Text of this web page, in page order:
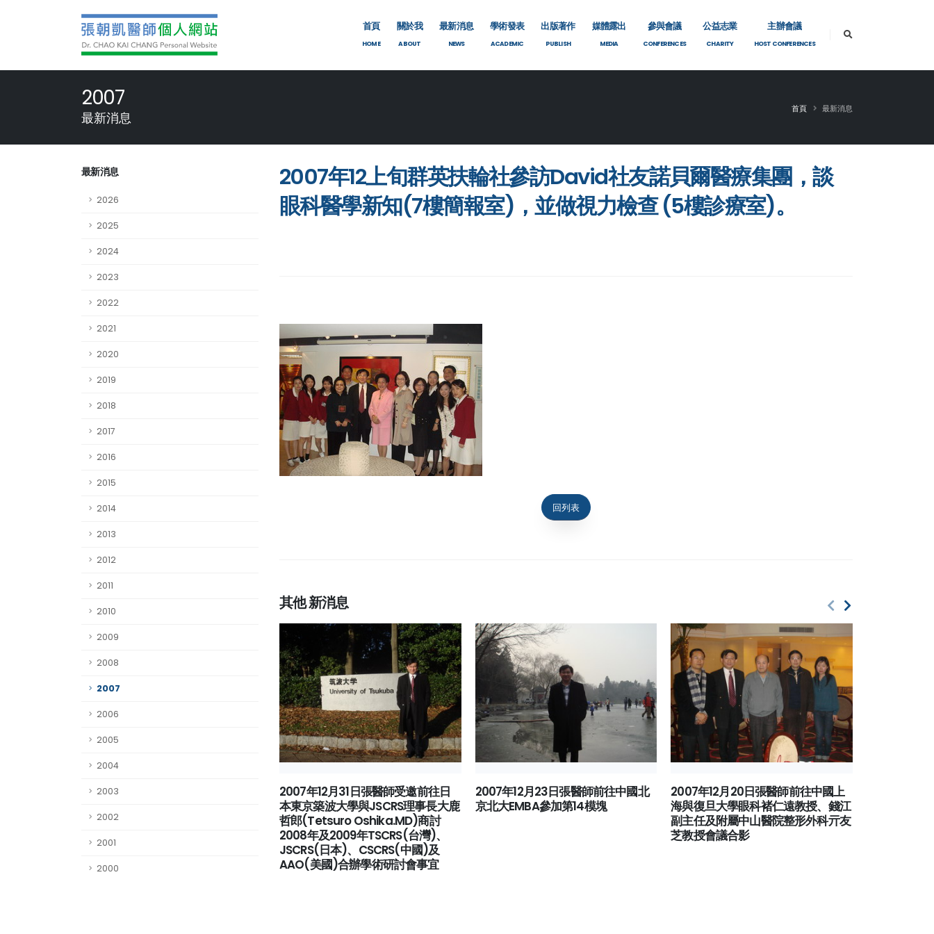
首頁
HOME
關於我
ABOUT
最新消息
NEWS
學術發表
ACADEMIC
出版著作
PUBLISH
媒體露出
MEDIA
參與會議
CONFERENCES
公益志業
CHARITY
主辦會議
HOST CONFERENCES
2007
最新消息
首頁 最新消息
最新消息
2026
2025
2024
2023
2022
2021
2020
2019
2018
2017
2016
2015
2014
2013
2012
2011
2010
2009
2008
2007
2006
2005
2004
2003
2002
2001
2000
2007年12上旬群英扶輪社參訪David社友諾貝爾醫療集團，談
眼科醫學新知(7樓簡報室)，並做視力檢查 (5樓診療室)。
回列表
其他新消息
2007年12月31日張醫師受邀前往日
本東京築波大學與JSCRS理事長大鹿
哲郎(Tetsuro Oshika.MD)商討
2008年及2009年TSCRS(台灣)、
JSCRS(日本)、CSCRS(中國)及
AAO(美國)合辦學術研討會事宜
2007年12月23日張醫師前往中國北
京北大EMBA參加第14模塊
2007年12月20日張醫師前往中國上
海與復旦大學眼科褚仁遠教授、錢江
副主任及附屬中山醫院整形外科亓友
芝教授會議合影